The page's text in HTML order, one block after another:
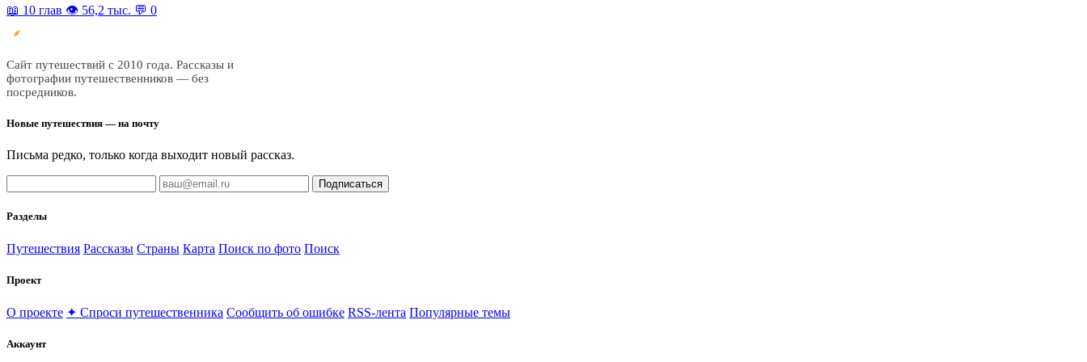
📖 10 глав 👁 56,2 тыс. 💬 0
Сайт путешествий с 2010 года. Рассказы и
фотографии путешественников — без
посредников.
Новые путешествия — на почту
Письма редко, только когда выходит новый рассказ.
Подписаться
Разделы
Путешествия Рассказы Страны Карта Поиск по фото Поиск
Проект
О проекте ✦ Спроси путешественника Сообщить об ошибке RSS-лента Популярные темы
Аккаунт